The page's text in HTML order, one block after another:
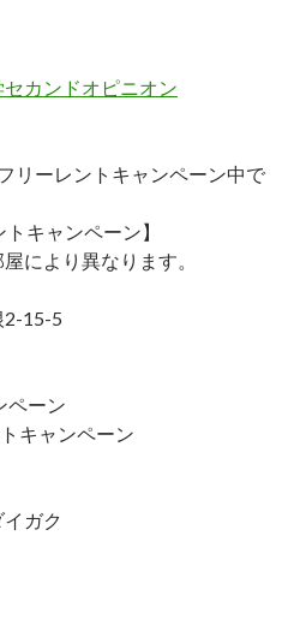
カンドオピニオン
リーレント キャンペーン中で
キャンペーン】
により異なります。
15-5
ペーン
キャンペーン
ガク